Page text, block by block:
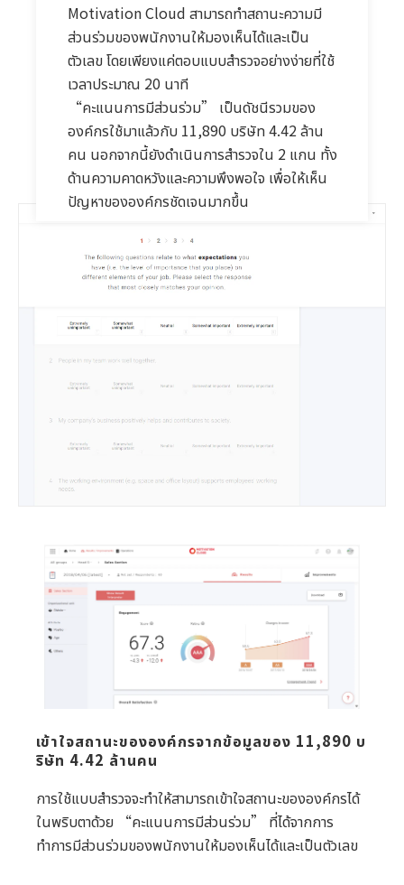
Motivation Cloud สามารถทำสถานะความมี
ส่วนร่วมของพนักงานให้มองเห็นได้และเป็น
ตัวเลข โดยเพียงแค่ตอบแบบสำรวจอย่างง่ายที่ใช้
เวลาประมาณ 20 นาที
“คะแนนการมีส่วนร่วม” เป็นดัชนีรวมของ
องค์กรใช้มาแล้วกับ 11,890 บริษัท 4.42 ล้าน
คน นอกจากนี้ยังดำเนินการสำรวจใน 2 แกน ทั้ง
ด้านความคาดหวังและความพึงพอใจ เพื่อให้เห็น
ปัญหาขององค์กรชัดเจนมากขึ้น
เข้าใจสถานะขององค์กรจากข้อมูลของ 11,890 บ
ริษัท 4.42 ล้านคน
การใช้แบบสำรวจจะทำให้สามารถเข้าใจสถานะขององค์กรได้
ในพริบตาด้วย “คะแนนการมีส่วนร่วม” ที่ได้จากการ
ทำการมีส่วนร่วมของพนักงานให้มองเห็นได้และเป็นตัวเลข